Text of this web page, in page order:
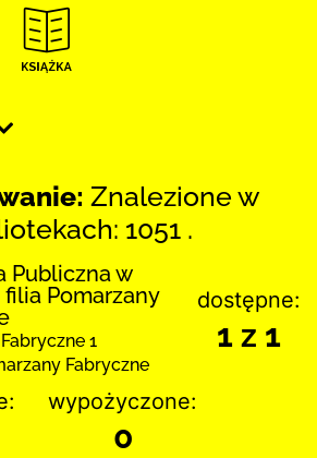
Znalezione w
1051 .
Publiczna w
filia Pomarzany
1
Fabryczne
dostępne:
1 z 1
wypożyczone:
0